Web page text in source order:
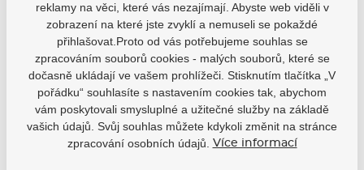
Hodnocení pochází od ověřených uživatelů. Hodnotit
produkty mohou pouze registrovaní uživatelé, kteří si
produkt reálně zakoupili.
0 hodnocení 0 uživatelů doporučuje
4
0
reklamy na věci, které vás nezajímají. Abyste web viděli v
zobrazení na které jste zvyklí a nemuseli se pokaždé
přihlašovat.Proto od vás potřebujeme souhlas se
zpracováním souborů cookies - malých souborů, které se
dočasně ukládají ve vašem prohlížeči. Stisknutím tlačítka „V
pořádku“ souhlasíte s nastavením cookies tak, abychom
vám poskytovali smysluplné a užitečné služby na základě
vašich údajů. Svůj souhlas můžete kdykoli změnit na stránce
zpracování osobních údajů.
Více informací